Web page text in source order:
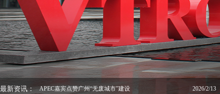
最新资讯： 2026/2/5
威创“超融屏”助力中广核春耕深海